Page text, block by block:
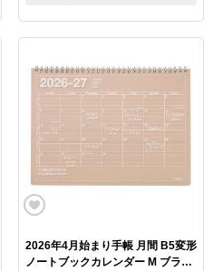
2026年4月始まり手帳 月間 B5変形
ノートブックカレンダー M ブラウ